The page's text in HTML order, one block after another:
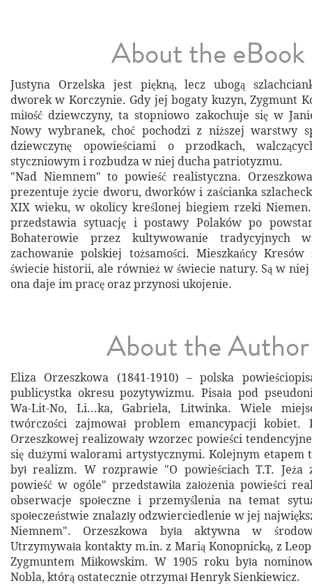
About the eBook
Justyna Orzelska jest piękną, lecz ubogą
dworek w Korczynie. Gdy jej bogaty kuzyn, Zygmunt
miłość dziewczyny, ta stopniowo zakochuje się w
Nowy wybranek, choć pochodzi z niższej warstwy
dziewczynę opowieściami o przodkach,
styczniowym i rozbudza w niej ducha patriotyzmu.
"Nad Niemnem" to powieść realistyczna.
prezentuje życie dworu, dworków i zaścianka
XIX wieku, w okolicy kreślonej biegiem rzeki
przedstawia sytuację i postawy Polaków po
Bohaterowie przez kultywowanie tradycyjnych
zachowanie polskiej tożsamości. Mieszkańcy
świecie historii, ale również w świecie natury. Są w
ona daje im pracę oraz przynosi ukojenie.
About the Author
Eliza Orzeszkowa (1841-1910) – polska
publicystka okresu pozytywizmu. Pisała pod
Wa-Lit-No, Li...ka, Gabriela, Litwinka. Wiele
twórczości zajmował problem emancypacji kobiet.
Orzeszkowej realizowały wzorzec powieści
się dużymi walorami artystycznymi. Kolejnym etapem
był realizm. W rozprawie "O powieściach T.T.
powieść w ogóle" przedstawiła założenia powieści
obserwacje społeczne i przemyślenia na temat
społeczeństwie znalazły odzwierciedlenie w jej
Niemnem". Orzeszkowa była aktywna w
Utrzymywała kontakty m.in. z Marią Konopnicką, z
Zygmuntem Miłkowskim. W 1905 roku była
Nobla, którą ostatecznie otrzymał Henryk Sienkiewicz.